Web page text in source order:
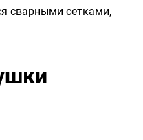
сварными сетками,